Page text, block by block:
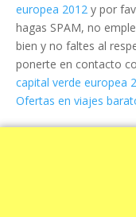
europea 2012 y por
hagas SPAM, no
bien y no faltes al
ponerte en contacto
capital verde europea
Ofertas en viajes